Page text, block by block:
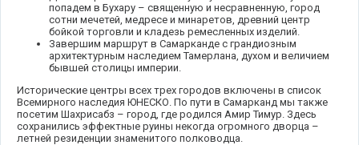
попадем в Бухару – священную и несравненную, город
сотни мечетей, медресе и минаретов, древний центр
бойкой торговли и кладезь ремесленных изделий.
Завершим маршрут в Самарканде с грандиозным
архитектурным наследием Тамерлана, духом и величием
бывшей столицы империи.
Исторические центры всех трех городов включены в список
Всемирного наследия ЮНЕСКО. По пути в Самарканд мы также
посетим Шахрисабз – город, где родился Амир Тимур. Здесь
сохранились эффектные руины некогда огромного дворца –
летней резиденции знаменитого полководца.